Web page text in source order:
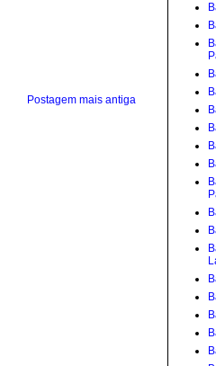
Postagem mais antiga